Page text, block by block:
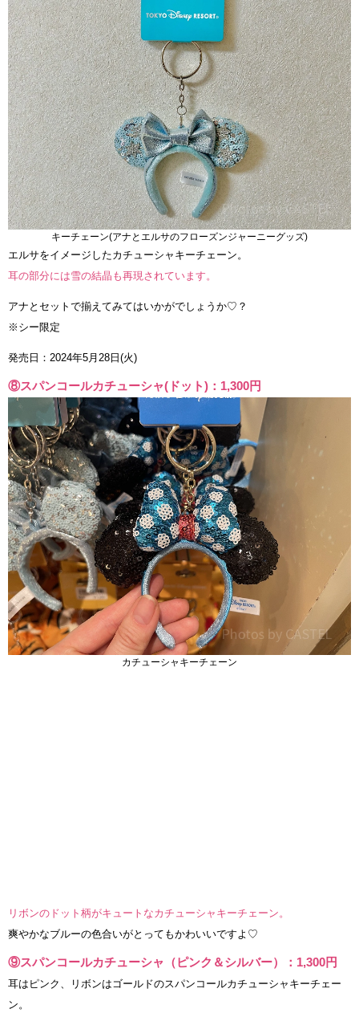
キーチェーン(アナとエルサのフローズンジャーニーグッズ)
エルサをイメージしたカチューシャキーチェーン。
耳の部分には雪の結晶も再現されています。
アナとセットで揃えてみてはいかがでしょうか♡？
※シー限定
発売日：2024年5月28日(火)
⑧スパンコールカチューシャ(ドット)：1,300円
カチューシャキーチェーン
リボンのドット柄がキュートなカチューシャキーチェーン。
爽やかなブルーの色合いがとってもかわいいですよ♡
⑨スパンコールカチューシャ（ピンク＆シルバー）：1,300円
耳はピンク、リボンはゴールドのスパンコールカチューシャキーチェー
ン。